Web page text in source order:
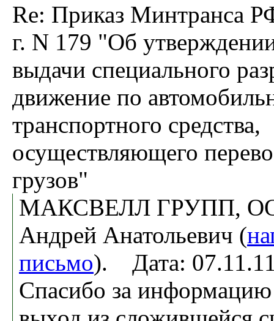
Re: Приказ Минтранса
г. N 179 "Об
выдачи специального
движение по
транспортного средства,
осуществляющего
грузов"
МАКСВЕЛЛ ГРУПП,
Андрей Анатольевич (
письмо). Дата:
Спасибо за